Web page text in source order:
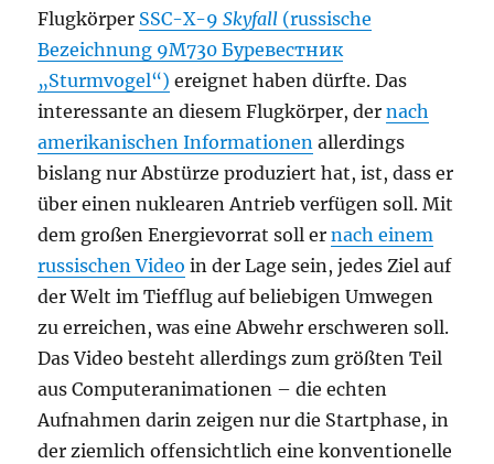
Flugkörper SSC-X-9Skyfall (russische
Bezeichnung 9M730Буревестник
„Sturmvogel“) ereignet haben dürfte. Das
interessante an diesem Flugkörper, dernach
amerikanischen Informationen allerdings
bislang nur Abstürze produziert hat, ist, dass er
über einen nuklearen Antrieb verfügen soll. Mit
dem großen Energievorrat soll ernach einem
russischen Video in der Lage sein, jedes Ziel auf
der Welt im Tiefflug auf beliebigen Umwegen
zu erreichen, was eine Abwehr erschweren soll.
Das Video besteht allerdings zum größten Teil
aus Computeranimationen – die echten
Aufnahmen darin zeigen nur die Startphase, in
der ziemlich offensichtlich eine konventionelle